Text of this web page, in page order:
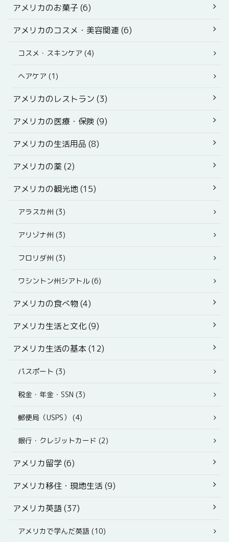
アメリカのお菓子 (6)
アメリカのコスメ・美容関連 (6)
コスメ・スキンケア (4)
ヘアケア (1)
アメリカのレストラン (3)
アメリカの医療・保険 (9)
アメリカの生活用品 (8)
アメリカの薬 (2)
アメリカの観光地 (15)
アラスカ州 (3)
アリゾナ州 (3)
フロリダ州 (3)
ワシントン州シアトル (6)
アメリカの食べ物 (4)
アメリカ生活と文化 (9)
アメリカ生活の基本 (12)
パスポート (3)
税金・年金・SSN (3)
郵便局（USPS） (4)
銀行・クレジットカード (2)
アメリカ留学 (6)
アメリカ移住・現地生活 (9)
アメリカ英語 (37)
アメリカで学んだ英語 (10)